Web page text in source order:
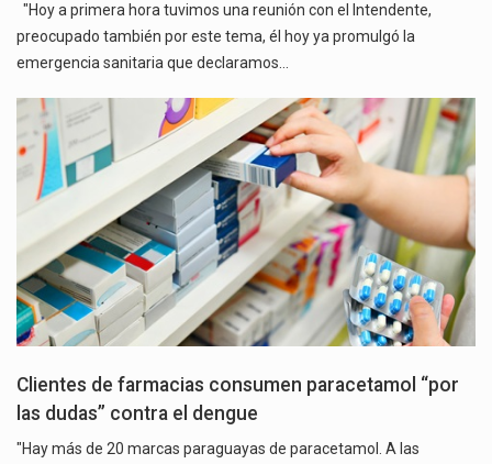
"Hoy a primera hora tuvimos una reunión con el Intendente,
preocupado también por este tema, él hoy ya promulgó la
emergencia sanitaria que declaramos…
Clientes de farmacias consumen paracetamol “por
las dudas” contra el dengue
"Hay más de 20 marcas paraguayas de paracetamol. A las